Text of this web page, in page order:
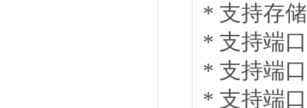
* 支持存
* 支持端
* 支持端
* 支持端